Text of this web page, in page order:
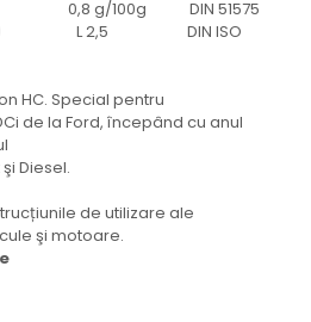
0,8 g/100g DIN 51575
L 2,5 DIN ISO
HC. Special pentru
de la Ford, începând cu anul
Diesel.
de utilizare ale
şi motoare.